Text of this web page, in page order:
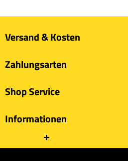
Versand & Kosten
Zahlungsarten
Shop Service
Informationen